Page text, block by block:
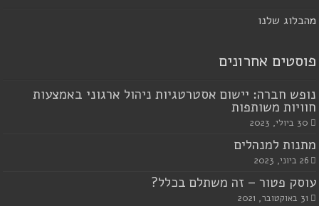
מהבלוג שלנו
פוסטים אחרונים
נופש חברה: יישום אסטרטגיות ניהול ארגוני באמצעות
חוויות משותפות
30 ביולי, 2023
מתנות למנהלים
26 ביוני, 2023
עוסק פטור – זה משתלם בכלל?
31 באוקטובר, 2021